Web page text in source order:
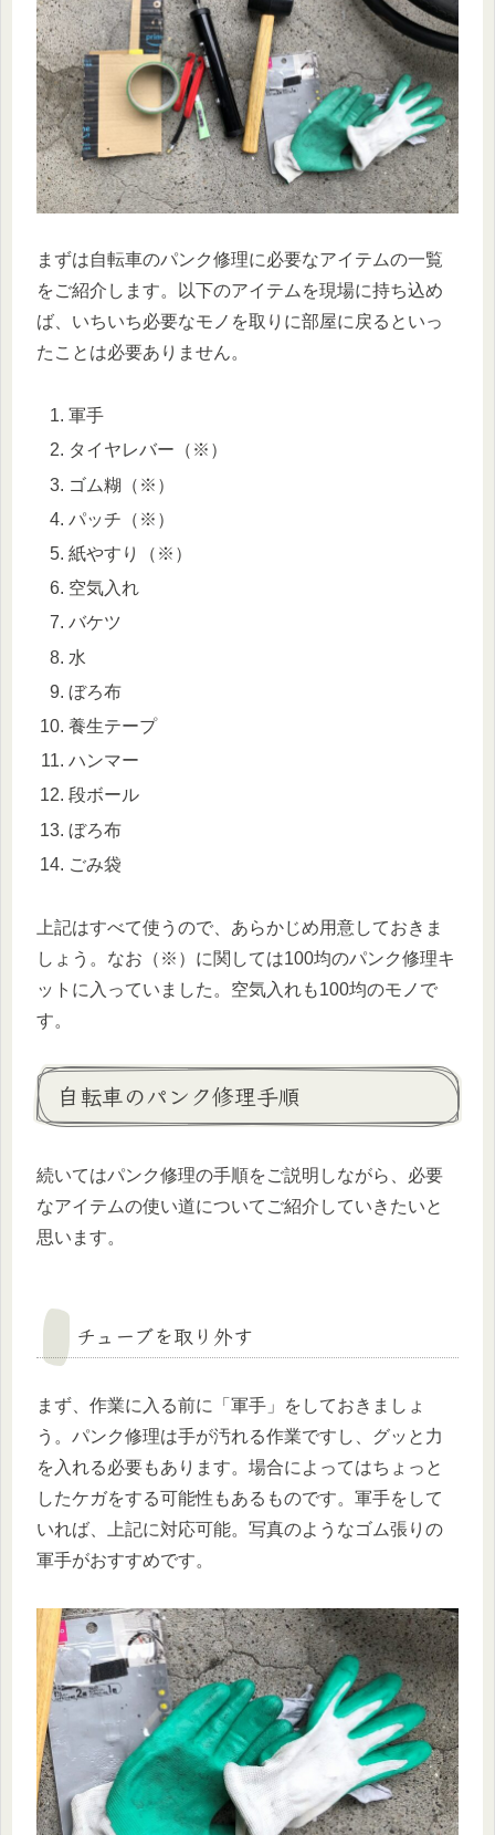
まずは自転車のパンク修理に必要なアイテムの一覧
をご紹介します。以下のアイテムを現場に持ち込め
ば、いちいち必要なモノを取りに部屋に戻るといっ
たことは必要ありません。
軍手
タイヤレバー（※）
ゴム糊（※）
パッチ（※）
紙やすり（※）
空気入れ
バケツ
水
ぼろ布
養生テープ
ハンマー
段ボール
ぼろ布
ごみ袋
上記はすべて使うので、あらかじめ用意しておきま
しょう。なお（※）に関しては100均のパンク修理キ
ットに入っていました。空気入れも100均のモノで
す。
自転車のパンク修理手順
続いてはパンク修理の手順をご説明しながら、必要
なアイテムの使い道についてご紹介していきたいと
思います。
チューブを取り外す
まず、作業に入る前に「軍手」をしておきましょ
う。パンク修理は手が汚れる作業ですし、グッと力
を入れる必要もあります。場合によってはちょっと
したケガをする可能性もあるものです。軍手をして
いれば、上記に対応可能。写真のようなゴム張りの
軍手がおすすめです。